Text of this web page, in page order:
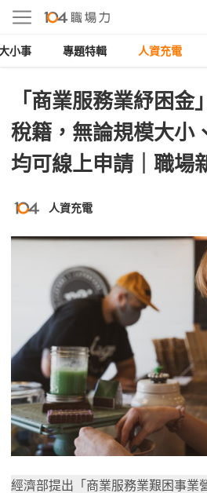
小事 專題特輯 人資充電
「商業服務業紓困金
稅籍，無論規模大小
均可線上申請｜職場
人資充電
經濟部提出「商業服務業艱困事業